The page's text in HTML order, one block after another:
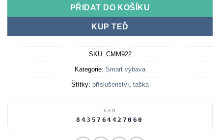
PŘIDAT DO KOŠÍKU
KUP TEĎ
SKU: CMM922
Kategorie: Smart výbava
Štítky: příslušenství, taška
EAN
8435764427060